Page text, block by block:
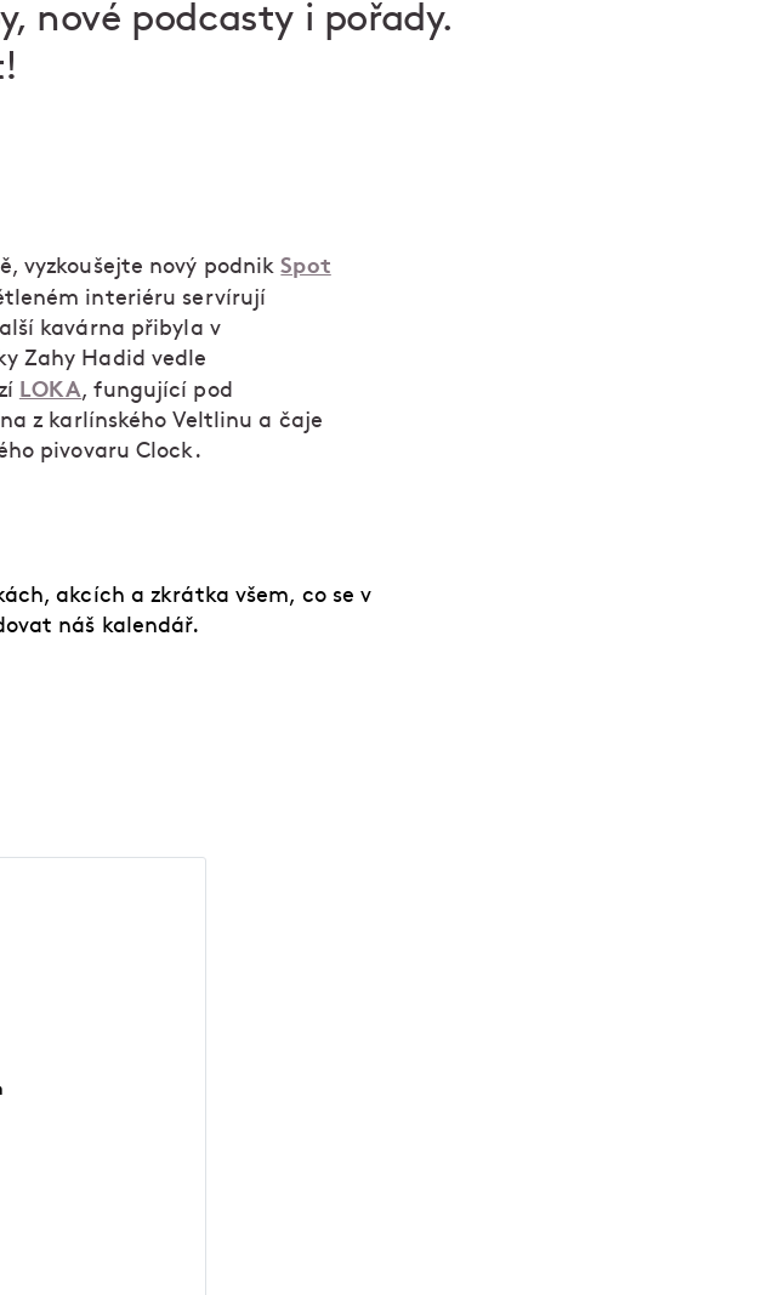
nové podcasty i pořady.
vyzkoušejte nový podnikSpot
interiéru servírují
kavárna přibyla v
Zahy Hadid vedle
LOKA, fungující pod
z karlínského Veltlinu a čaje
pivovaru Clock.
akcích a zkrátka všem, co se v
náš kalendář.